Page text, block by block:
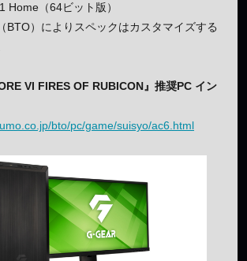
Home（64ビット版）
BTO）によりスペックはカスタマイズする
VI FIRES OF RUBICON』推奨PC イン
bto/pc/game/suisyo/ac6.html